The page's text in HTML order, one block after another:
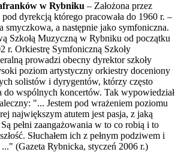
w Rybniku – Założona przez
dyrekcją którego pracowała do 1960 r. –
smyczkowa, a następnie jako symfoniczna.
Szkołą Muzyczną w Rybniku od początku
r. Orkiestrę Symfoniczną Szkoły
prowadzi obecny dyrektor szkoły
poziom artystyczny orkiestry doceniony
solistów i dyrygentów, którzy często
do wspólnych koncertów. Tak wypowiedział
"... Jestem pod wrażeniem poziomu
największym atutem jest pasja, z jaką
pełni zaangażowania w to co robią i to
Słuchałem ich z pełnym podziwem i
(Gazeta Rybnicka, styczeń 2006 r.)